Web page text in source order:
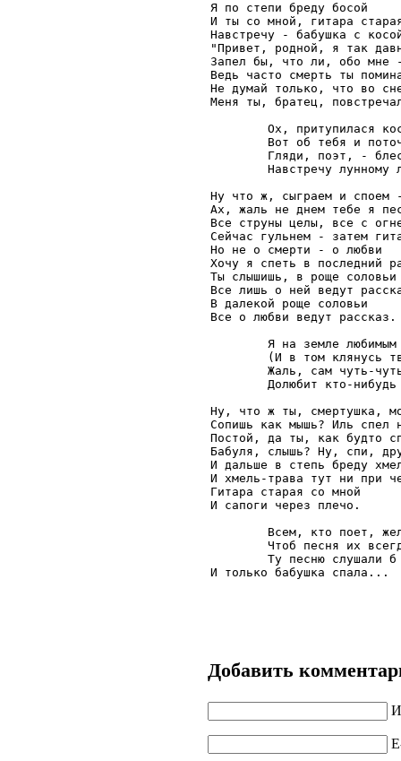
Я по степи бреду босой
И ты со мной, гитара
Навстречу - бабушка с
"Привет, родной, я так
Запел бы, что ли, обо мне
Ведь часто смерть ты
Не думай только, что во
Меня ты, братец,
Ох, притупилася
Вот об тебя и
Гляди, поэт, -
Навстречу лунному
Ну что ж, сыграем и споем
Ах, жаль не днем тебе я
Все струны целы, все с
Сейчас гульнем - затем
Но не о смерти - о любви
Хочу я спеть в последний
Ты слышишь, в роще соловьи
Все лишь о ней ведут
В далекой роще соловьи
Все о любви ведут рассказ.
Я на земле любимым
(И в том клянусь
Жаль, сам чуть-
Долюбит кто-
Ну, что ж ты, смертушка,
Сопишь как мышь? Иль спел
Постой, да ты, как будто
Бабуля, слышь? Ну, спи,
И дальше в степь бреду
И хмель-трава тут ни при
Гитара старая со
И сапоги через
Всем, кто поет,
Чтоб песня их
Ту песню слушали б
И только бабушка спала...
Добавить